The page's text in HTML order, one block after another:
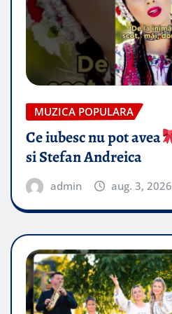
MUZICA POPULARA
Ce iubesc nu pot avea
si Stefan Andreica
admin aug. 3, 2026